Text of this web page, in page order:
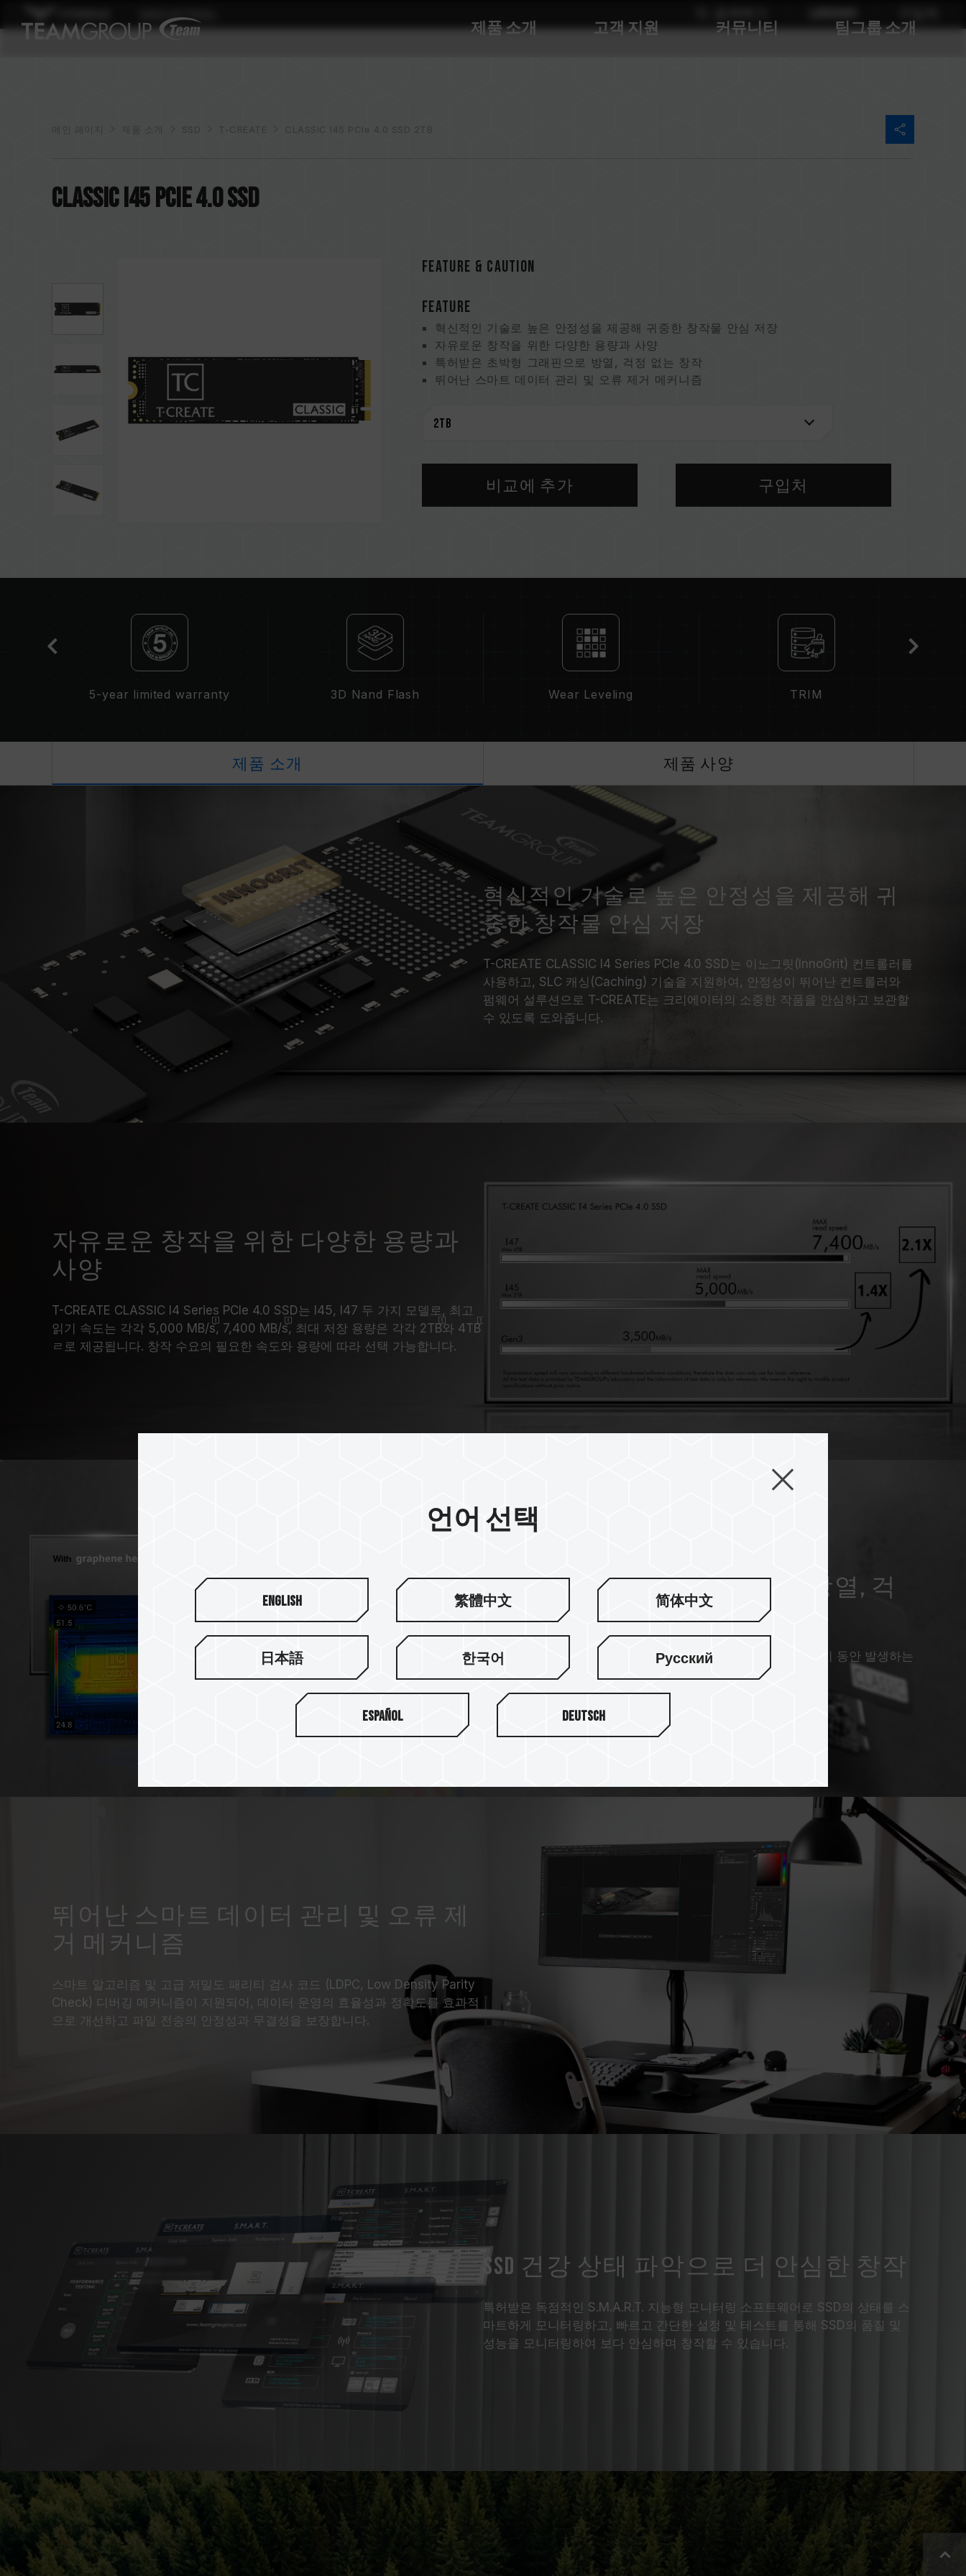
제품 소개 SSD T-CREATE CLASSIC I45 PCIe 4.0 SSD 2TB
CLASSIC I45 PCIe 4.0 SSD
FEATURE & CAUTION
FEATURE
혁신적인 기술로 높은 안정성을 제공해 귀중한 창작물 안심 저장
자유로운 창작을 위한 다양한 용량과 사양
특허받은 초박형 그래핀으로 방열, 걱정 없는 창작
뛰어난 스마트 데이터 관리 및 오류 제거 메커니즘
특허 그래핀 방열판
대만 발명특허 (No.: I703921)
중국 실용 특허 (No.: CN 211019739 U)
비교에 추가 구입처
5-year limited warranty 3D Nand Flash Wear Leveling TRIM
제품 소개 제품 사양
혁신적인 기술로 높은 안정성을 제공해 귀
중한 창작물 안심 저장
T-CREATE CLASSIC I4 Series PCIe 4.0 SSD는 이노그릿(InnoGrit) 컨트롤러를
사용하고, SLC 캐싱(Caching) 기술을 지원하여, 안정성이 뛰어난 컨트롤러와
펌웨어 설루션으로 T-CREATE는 크리에이터의 소중한 작품을 안심하고 보관할
수 있도록 도와줍니다.
자유로운 창작을 위한 다양한 용량과
사양
T-CREATE CLASSIC I4 Series PCIe 4.0 SSD는 I45, I47 두 가지 모델로, 최고
읽기 속도는 각각 5,000 MB/s, 7,400 MB/s, 최대 저장 용량은 각각 2TB와 4TB
ㄹ로 제공됩니다. 창작 수요의 필요한 속도와 용량에 따라 선택 가능합니다.
특허받은 초박형 그래핀으로 방열, 걱
정 없는 창작
독점 특허받은 초박형 그래핀 방열판 설루션은 고속 읽기 및 쓰기 동안 발생하는
고온을 효과적으로 해결하고 시스템 작동을 안정화 시켜줍니다.
뛰어난 스마트 데이터 관리 및 오류 제
거 메커니즘
스마트 알고리즘 및 고급 저밀도 패리티 검사 코드 (LDPC, Low Density Parity
Check) 디버깅 메커니즘이 지원되어, 데이터 운영의 효율성과 정확도를 효과적
으로 개선하고 파일 전송의 안정성과 무결성을 보장합니다.
SSD 건강 상태 파악으로 더 안심한 창작
특허받은 독점적인 S.M.A.R.T. 지능형 모니터링 소프트웨어로 SSD의 상태를 스
마트하게 모니터링하고, 빠르고 간단한 설정 및 테스트를 통해 SSD의 품질 및
성능을 모니터링하여 보다 안심하며 창작할 수 있습니다.
언어 선택
English 繁體中文 简体中文
日本語 한국어 Русский
Español Deutsch